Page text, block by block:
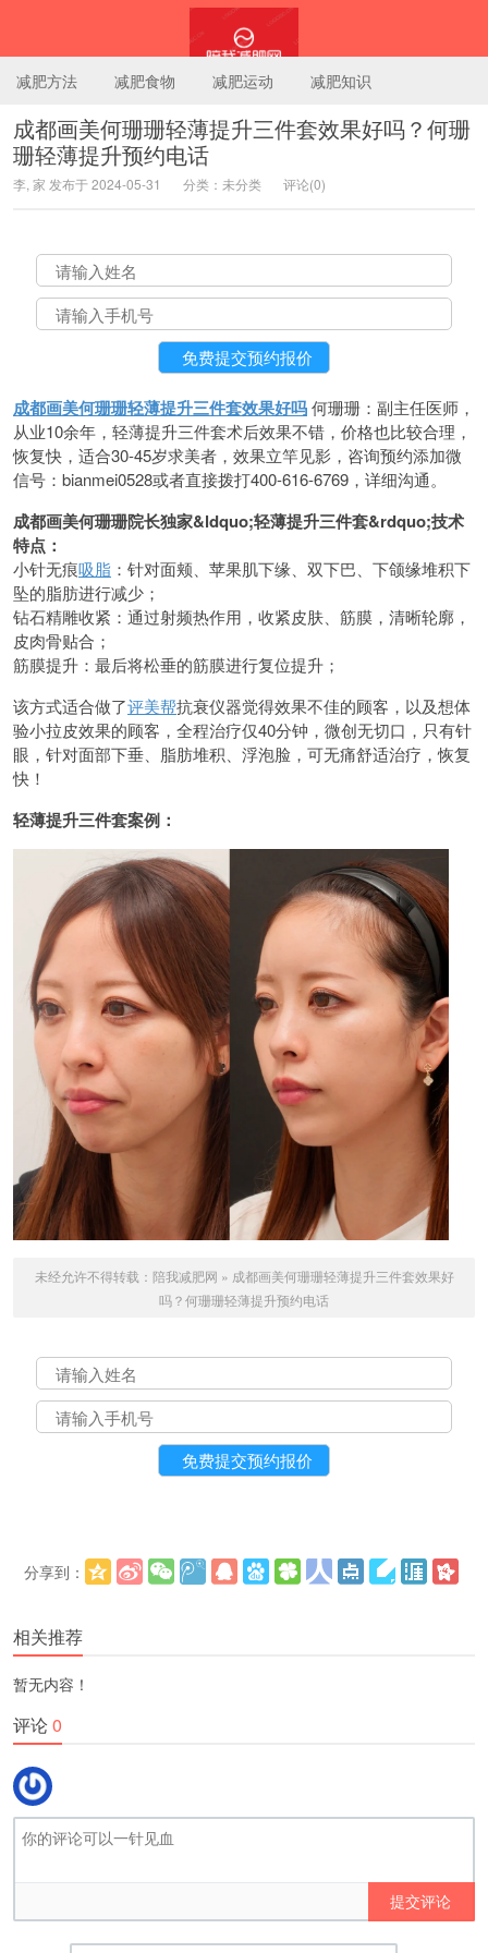
陪我减肥网
减肥方法 减肥食物 减肥运动 减肥知识
成都画美何珊珊轻薄提升三件套效果好吗？何珊
珊轻薄提升预约电话
李, 家 发布于 2024-05-31 分类：未分类 评论(0)
成都画美何珊珊轻薄提升三件套效果好吗何珊珊：副主任医师，
从业10余年，轻薄提升三件套术后效果不错，价格也比较合理，
恢复快，适合30-45岁求美者，效果立竿见影，咨询预约添加微
信号：bianmei0528或者直接拨打400-616-6769，详细沟通。
成都画美何珊珊院长独家&ldquo;轻薄提升三件套&rdquo;技术
特点：
小针无痕吸脂 ：针对面颊、苹果肌下缘、双下巴、下颌缘堆积下
坠的脂肪进行减少；
钻石精雕收紧：通过射频热作用，收紧皮肤、筋膜，清晰轮廓，
皮肉骨贴合；
筋膜提升：最后将松垂的筋膜进行复位提升；
该方式适合做了评美帮抗衰仪器觉得效果不佳的顾客，以及想体
验小拉皮效果的顾客，全程治疗仅40分钟，微创无切口，只有针
眼，针对面部下垂、脂肪堆积、浮泡脸，可无痛舒适治疗，恢复
快！
轻薄提升三件套案例：
未经允许不得转载： 陪我减肥网 » 成都画美何珊珊轻薄提升三件套效果好
吗？何珊珊轻薄提升预约电话
分享到：
相关推荐
暂无内容！
评论0
提交评论